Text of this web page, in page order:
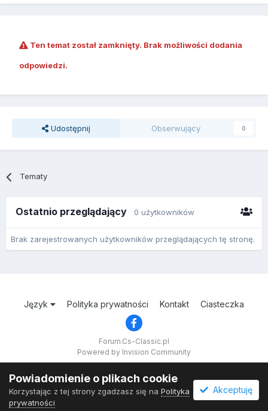
Ten temat został zamknięty. Brak możliwości dodania
odpowiedzi.
Udostępnij Obserwujący 0
Tematy
Ostatnio przeglądający 0 użytkowników
Brak zarejestrowanych użytkowników przeglądających tę stronę.
Język Polityka prywatności Kontakt Ciasteczka
Forum.Cs-Classic.pl
Powered by Invision Community
Powiadomienie o plikach cookie
Korzystając z tej strony zgadzasz się na Polityka
prywatności
Akceptuję